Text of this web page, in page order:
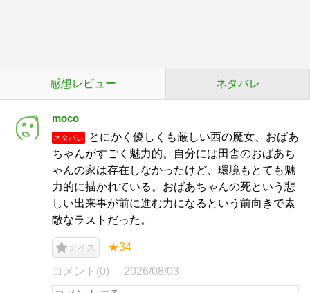
感想レビュー ネタバレ
moco
ネタバレ
とにかく優しくも厳しい西の魔女、おばあ
ちゃんがすごく魅力的。自分には田舎のおばあち
ゃんの家は存在しなかったけど、環境もとても魅
力的に描かれている。おばあちゃんの死という悲
しい出来事が前に進む力になるという前向きで素
敵なラストだった。
ナイス ★34
コメント(0) 2026/08/03